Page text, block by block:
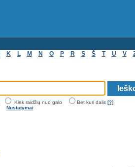
K L M N O P R S Š T U V
Kiek raidžių nuo galo Bet kuri dalis [?]
Nustatymai